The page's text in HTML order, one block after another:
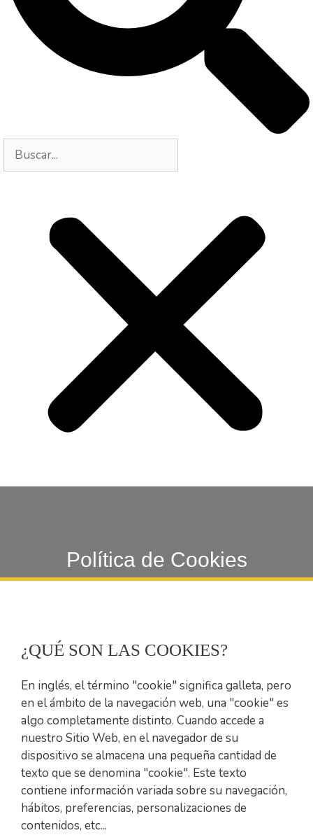
Política de Cookies
¿QUÉ SON LAS COOKIES?
En inglés, el término "cookie" significa galleta, pero
en el ámbito de la navegación web, una "cookie" es
algo completamente distinto. Cuando accede a
nuestro Sitio Web, en el navegador de su
dispositivo se almacena una pequeña cantidad de
texto que se denomina "cookie". Este texto
contiene información variada sobre su navegación,
hábitos, preferencias, personalizaciones de
contenidos, etc...